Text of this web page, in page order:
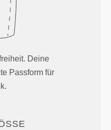
Deine
Passform für
B